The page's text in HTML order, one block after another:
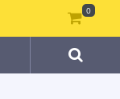
0